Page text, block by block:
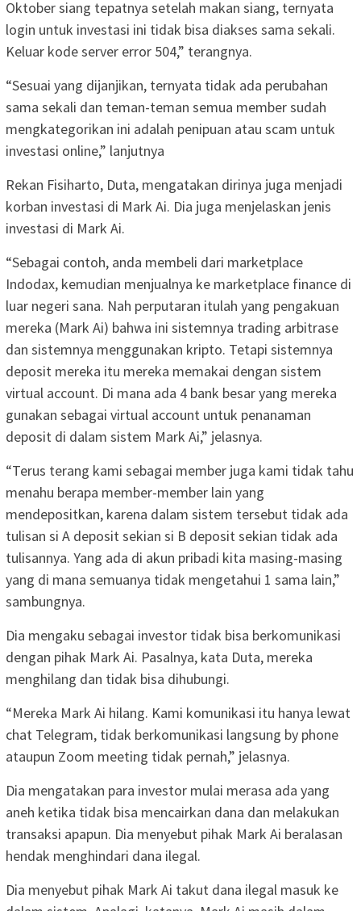
Oktober siang tepatnya setelah makan siang, ternyata
login untuk investasi ini tidak bisa diakses sama sekali.
Keluar kode server error 504,” terangnya.
“Sesuai yang dijanjikan, ternyata tidak ada perubahan
sama sekali dan teman-teman semua member sudah
mengkategorikan ini adalah penipuan atau scam untuk
investasi online,” lanjutnya
Rekan Fisiharto, Duta, mengatakan dirinya juga menjadi
korban investasi di Mark Ai. Dia juga menjelaskan jenis
investasi di Mark Ai.
“Sebagai contoh, anda membeli dari marketplace
Indodax, kemudian menjualnya ke marketplace finance di
luar negeri sana. Nah perputaran itulah yang pengakuan
mereka (Mark Ai) bahwa ini sistemnya trading arbitrase
dan sistemnya menggunakan kripto. Tetapi sistemnya
deposit mereka itu mereka memakai dengan sistem
virtual account. Di mana ada 4 bank besar yang mereka
gunakan sebagai virtual account untuk penanaman
deposit di dalam sistem Mark Ai,” jelasnya.
“Terus terang kami sebagai member juga kami tidak tahu
menahu berapa member-member lain yang
mendepositkan, karena dalam sistem tersebut tidak ada
tulisan si A deposit sekian si B deposit sekian tidak ada
tulisannya. Yang ada di akun pribadi kita masing-masing
yang di mana semuanya tidak mengetahui 1 sama lain,”
sambungnya.
Dia mengaku sebagai investor tidak bisa berkomunikasi
dengan pihak Mark Ai. Pasalnya, kata Duta, mereka
menghilang dan tidak bisa dihubungi.
“Mereka Mark Ai hilang. Kami komunikasi itu hanya lewat
chat Telegram, tidak berkomunikasi langsung by phone
ataupun Zoom meeting tidak pernah,” jelasnya.
Dia mengatakan para investor mulai merasa ada yang
aneh ketika tidak bisa mencairkan dana dan melakukan
transaksi apapun. Dia menyebut pihak Mark Ai beralasan
hendak menghindari dana ilegal.
Dia menyebut pihak Mark Ai takut dana ilegal masuk ke